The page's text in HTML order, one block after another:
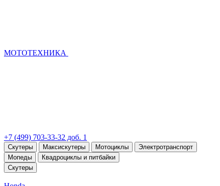
МОТОТЕХНИКА
+7 (499) 703-33-32 доб. 1
Скутеры Максискутеры Мотоциклы
Электротранспорт
Мопеды
Квадроциклы и питбайки
Скутеры